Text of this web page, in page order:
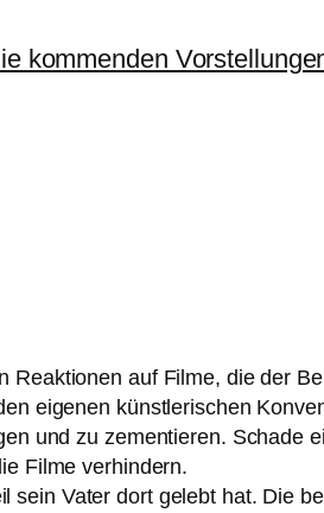
kommenden
Reaktionen auf Filme, die der
eige­nen künst­le­ri­schen
und zu zemen­tie­ren. Schade
Filme verhindern.
sein Vater dort gelebt hat. Die